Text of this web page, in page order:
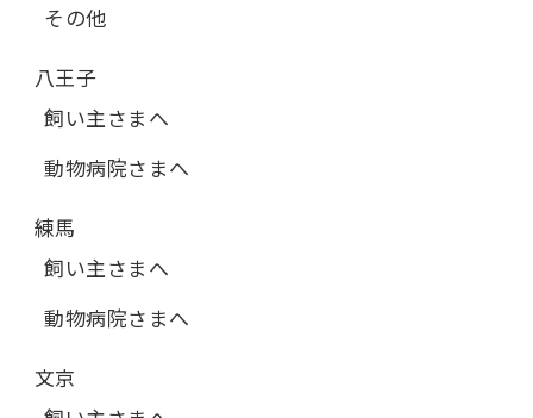
その他
八王子
飼い主さまへ
動物病院さまへ
練馬
飼い主さまへ
動物病院さまへ
文京